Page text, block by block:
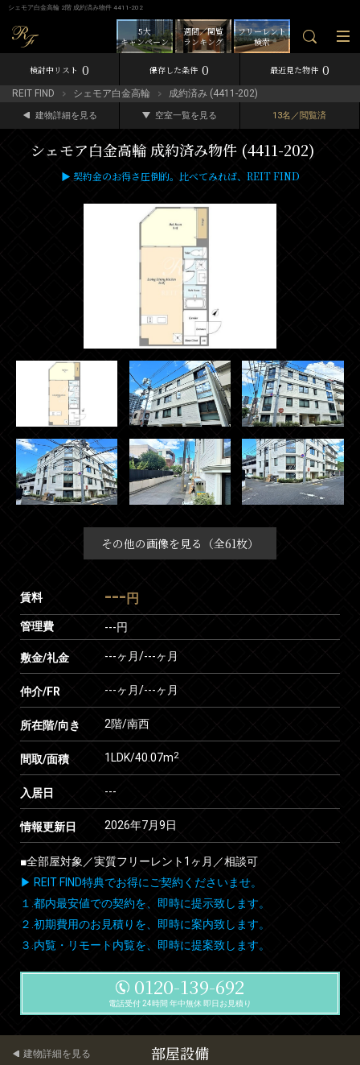
シェモア白金高輪 2階 成約済み物件 4411-202
フリーレント
検索
週間／閲覧
ランキング
5大
キャンペーン
検討中リスト 0 保存した条件 0 最近見た物件 0
REIT FIND シェモア白金高輪 成約済み (4411-202)
建物詳細を見る 空室一覧を見る 13名／閲覧済
シェモア白金高輪 成約済み物件 (4411-202)
▶ 契約金のお得さ圧倒的。比べてみれば、REIT FIND
その他の画像を見る（全61枚）
賃料 --- 円
管理費 ---円
敷金/礼金 ---ヶ月/---ヶ月
仲介/FR ---ヶ月/---ヶ月
所在階/向き 2階/南西
間取/面積 1LDK/40.07m2
入居日 ---
情報更新日 2026年7月9日
■全部屋対象／実質フリーレント1ヶ月／相談可
▶ REIT FIND特典でお得にご契約くださいませ。
１.都内最安値での契約を、即時に提示致します。
２.初期費用のお見積りを、即時に案内致します。
３.内覧・リモート内覧を、即時に提案致します。
0120-139-692
電話受付 24時間 年中無休 即日お見積り
部屋設備
建物詳細を見る